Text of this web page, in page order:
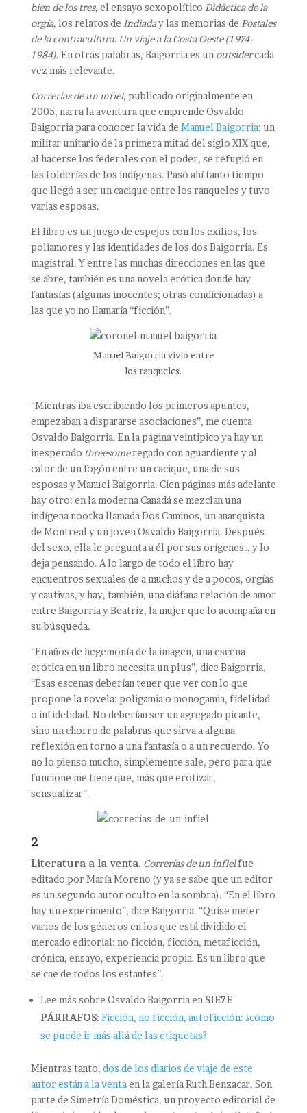
bien de los tres, el ensayo sexopolítico Didáctica de la
orgía, los relatos de Indiaday las memorias de Postales
de la contracultura: Un viaje a la Costa Oeste (1974-
1984). En otras palabras, Baigorria es un outsidercada
vez más relevante.
Correrías de un infiel, publicado originalmente en
2005, narra la aventura que emprende Osvaldo
Baigorria para conocer la vida de Manuel Baigorria: un
militar unitario de la primera mitad del siglo XIX que,
al hacerse los federales con el poder, se refugió en
las tolderías de los indígenas. Pasó ahí tanto tiempo
que llegó a ser un cacique entre los ranqueles y tuvo
varias esposas.
El libro es un juego de espejos con los exilios, los
poliamores y las identidades de los dos Baigorria. Es
magistral. Y entre las muchas direcciones en las que
se abre, también es una novela erótica donde hay
fantasías (algunas inocentes; otras condicionadas) a
las que yo no llamaría “ficción”.
Manuel Baigorria vivió entre
los ranqueles.
“Mientras iba escribiendo los primeros apuntes,
empezaban a dispararse asociaciones”, me cuenta
Osvaldo Baigorria. En la página veintipico ya hay un
inesperado threesomeregado con aguardiente y al
calor de un fogón entre un cacique, una de sus
esposas y Manuel Baigorria. Cien páginas más adelante
hay otro: en la moderna Canadá se mezclan una
indígena nootka llamada Dos Caminos, un anarquista
de Montreal y un joven Osvaldo Baigorria. Después
del sexo, ella le pregunta a él por sus orígenes… y lo
deja pensando. A lo largo de todo el libro hay
encuentros sexuales de a muchos y de a pocos, orgías
y cautivas, y hay, también, una diáfana relación de amor
entre Baigorria y Beatriz, la mujer que lo acompaña en
su búsqueda.
“En años de hegemonía de la imagen, una escena
erótica en un libro necesita un plus”, dice Baigorria.
“Esas escenas deberían tener que ver con lo que
propone la novela: poligamia o monogamia, fidelidad
o infidelidad. No deberían ser un agregado picante,
sino un chorro de palabras que sirva a alguna
reflexión en torno a una fantasía o a un recuerdo. Yo
no lo pienso mucho, simplemente sale, pero para que
funcione me tiene que, más que erotizar,
sensualizar”.
2
Literatura a la venta. Correrías de un infielfue
editado por María Moreno (y ya se sabe que un editor
es un segundo autor oculto en la sombra). “En el libro
hay un experimento”, dice Baigorria. “Quise meter
varios de los géneros en los que está dividido el
mercado editorial: no ficción, ficción, metaficción,
crónica, ensayo, experiencia propia. Es un libro que
se cae de todos los estantes”.
Lee más sobre Osvaldo Baigorria en SIE7E
PÁRRAFOS: Ficción, no ficción, autoficción: ¿cómo
se puede ir más allá de las etiquetas?
Mientras tanto, dos de los diarios de viaje de este
autor están a la venta en la galería Ruth Benzacar. Son
parte de Simetría Doméstica, un proyecto editorial de